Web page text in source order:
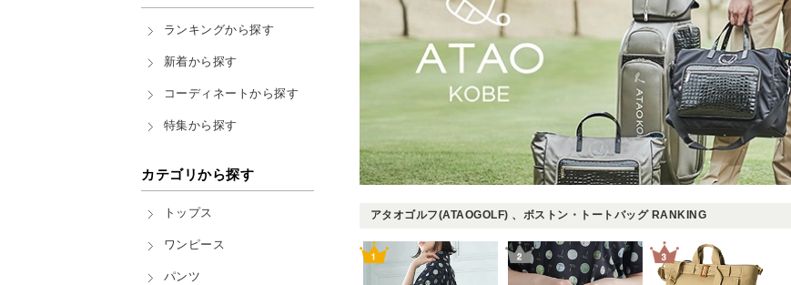
ランキングから探す
新着から探す
コーディネートから探す
特集から探す
カテゴリから探す
トップス
ワンピース
パンツ
アタオゴルフ(ATAOGOLF) 、ボストン・トートバッグ RANKING